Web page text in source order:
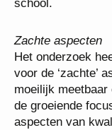
school.
Zachte aspecten
Het onderzoek
voor de ‘zachte’
moeilijk
de groeiende
aspecten van